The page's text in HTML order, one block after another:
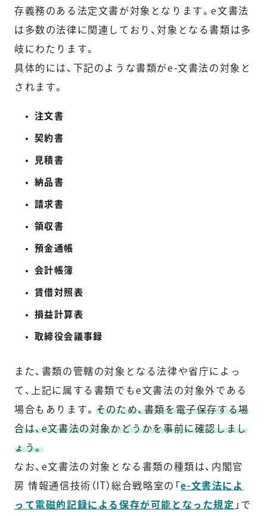
存義務のある法定文書が対象となります。e文書法
は多数の法律に関連しており、対象となる書類は多
岐にわたります。
具体的には、下記のような書類がe-文書法の対象と
されます。
注文書
契約書
見積書
納品書
請求書
領収書
預金通帳
会計帳簿
賃借対照表
損益計算表
取締役会議事録
また、書類の管轄の対象となる法律や省庁によっ
て、上記に属する書類でもe文書法の対象外である
場合もあります。 そのため、書類を電子保存する場
合は、e文書法の対象かどうかを事前に確認しまし
ょう。
なお、e文書法の対象となる書類の種類は、内閣官
房 情報通信技術（IT）総合戦略室の「e-文書法によ
って電磁的記録による保存が可能となった規定 」で